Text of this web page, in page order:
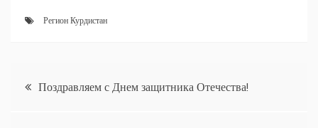
Регион Курдистан
Навигация
Поздравляем с Днем защитника Отечества!